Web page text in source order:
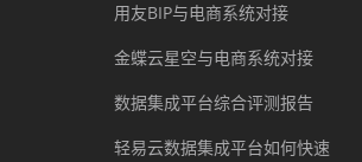
用友BIP与电商系统对接
金蝶云星空与电商系统对接
数据集成平台综合评测报告
轻易云数据集成平台如何快速